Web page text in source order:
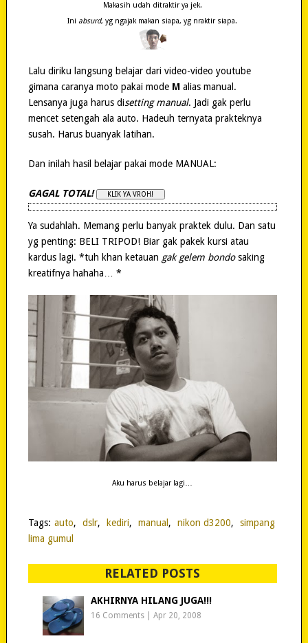
Makasih udah ditraktir ya jek.
Iniabsurd, yg ngajak makan siapa, yg nraktir siapa.
Lalu diriku langsung belajar dari video-video youtube
gimana caranya moto pakai mode Malias manual.
Lensanya juga harus disetting manual. Jadi gak perlu
mencet setengah ala auto. Hadeuh ternyata prakteknya
susah. Harus buanyak latihan.
Dan inilah hasil belajar pakai mode MANUAL:
GAGAL TOTAL!
Ya sudahlah. Memang perlu banyak praktek dulu. Dan satu
yg penting: BELI TRIPOD! Biar gak pakek kursi atau
kardus lagi. *tuh khan ketauan gak gelem bondosaking
kreatifnya hahaha… *
Aku harus belajar lagi…
Tags: auto, dslr, kediri, manual, nikon d3200,
simpang
lima gumul
RELATED POSTS
AKHIRNYA HILANG JUGA!!!
16 Comments |Apr 20, 2008